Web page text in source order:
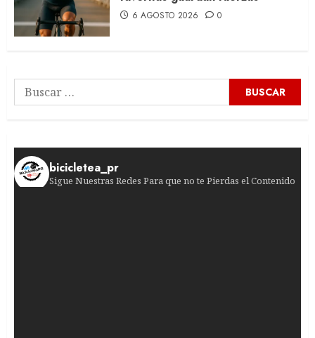
6 AGOSTO 2026 0
Buscar:
bicicletea_pr
Sigue Nuestras Redes Para que no te Pierdas el Contenido